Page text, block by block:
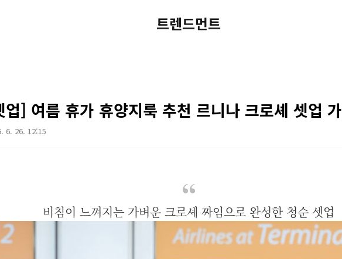
트렌드먼트
업] 여름 휴가 휴양지룩 추천 르니나 크로셰 셋업
6. 26. 12:15
비침이 느껴지는 가벼운 크로셰 짜임으로 완성한 청순 셋업